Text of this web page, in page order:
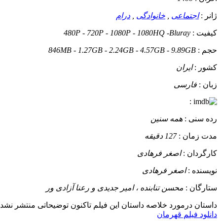
ژانر :اجتماعی خانوادگی درام
کیفیت : 480P - 720P - 1080P - 1080HQ -Bluray
حجم : 846MB - 1.27GB - 2.24GB - 4.57GB - 9.89GB
کشور :ایران
زبان : فارسی
:
رده سنی : همه سنین
مدت زمان :127 دقیقه
کارگردان :اصغر فرهادی
نویسنده :اصغر فرهادی
ستارگان : محسن تنابنده ، امیر جدیدی و رعنا آزادی ور
داستان درمورد خلاصه داستان این فیلم تاکنون توضیحاتی منتشر
دانلود فیلم قهرمان